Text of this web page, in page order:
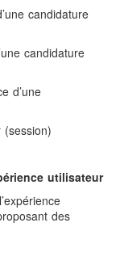
candidature
candidature
d’une
(session)
utilisateur
des